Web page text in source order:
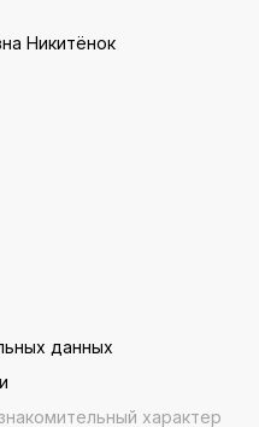
Никитёнок
данных
характер